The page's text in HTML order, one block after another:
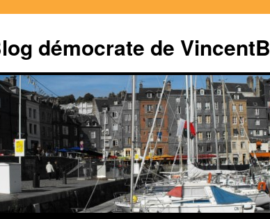
démocrate de VincentB